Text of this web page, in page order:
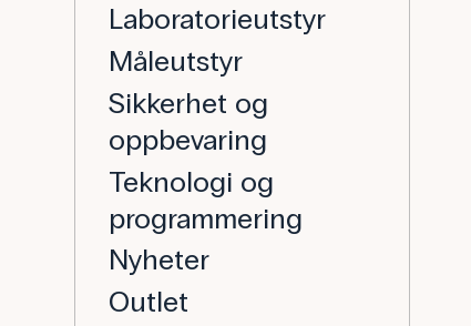
Laboratorieutstyr
Måleutstyr
Sikkerhet og
oppbevaring
Teknologi og
programmering
Nyheter
Outlet